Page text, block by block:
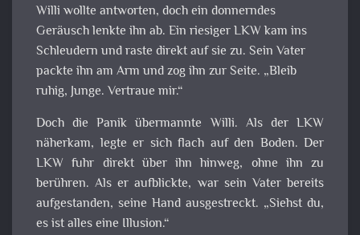
Willi wollte antworten, doch ein donnerndes
Geräusch lenkte ihn ab. Ein riesiger LKW kam ins
Schleudern und raste direkt auf sie zu. Sein Vater
packte ihn am Arm und zog ihn zur Seite. „Bleib
ruhig, Junge. Vertraue mir.“
Doch die Panik übermannte Willi. Als der LKW
näherkam, legte er sich flach auf den Boden. Der
LKW fuhr direkt über ihn hinweg, ohne ihn zu
berühren. Als er aufblickte, war sein Vater bereits
aufgestanden, seine Hand ausgestreckt. „Siehst du,
es ist alles eine Illusion.“